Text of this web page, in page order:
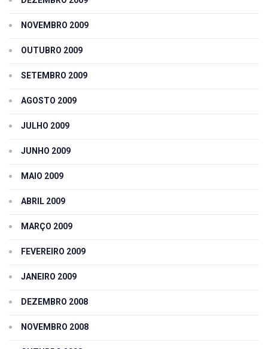
NOVEMBRO 2009
OUTUBRO 2009
SETEMBRO 2009
AGOSTO 2009
JULHO 2009
JUNHO 2009
MAIO 2009
ABRIL 2009
MARÇO 2009
FEVEREIRO 2009
JANEIRO 2009
DEZEMBRO 2008
NOVEMBRO 2008